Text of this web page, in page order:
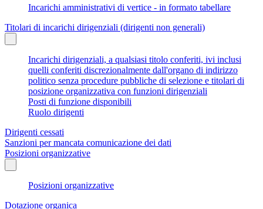
Incarichi amministrativi di vertice - in formato tabellare
Titolari di incarichi dirigenziali (dirigenti non generali)
Incarichi dirigenziali, a qualsiasi titolo conferiti, ivi inclusi
quelli conferiti discrezionalmente dall'organo di indirizzo
politico senza procedure pubbliche di selezione e titolari di
posizione organizzativa con funzioni dirigenziali
Posti di funzione disponibili
Ruolo dirigenti
Dirigenti cessati
Sanzioni per mancata comunicazione dei dati
Posizioni organizzative
Posizioni organizzative
Dotazione organica